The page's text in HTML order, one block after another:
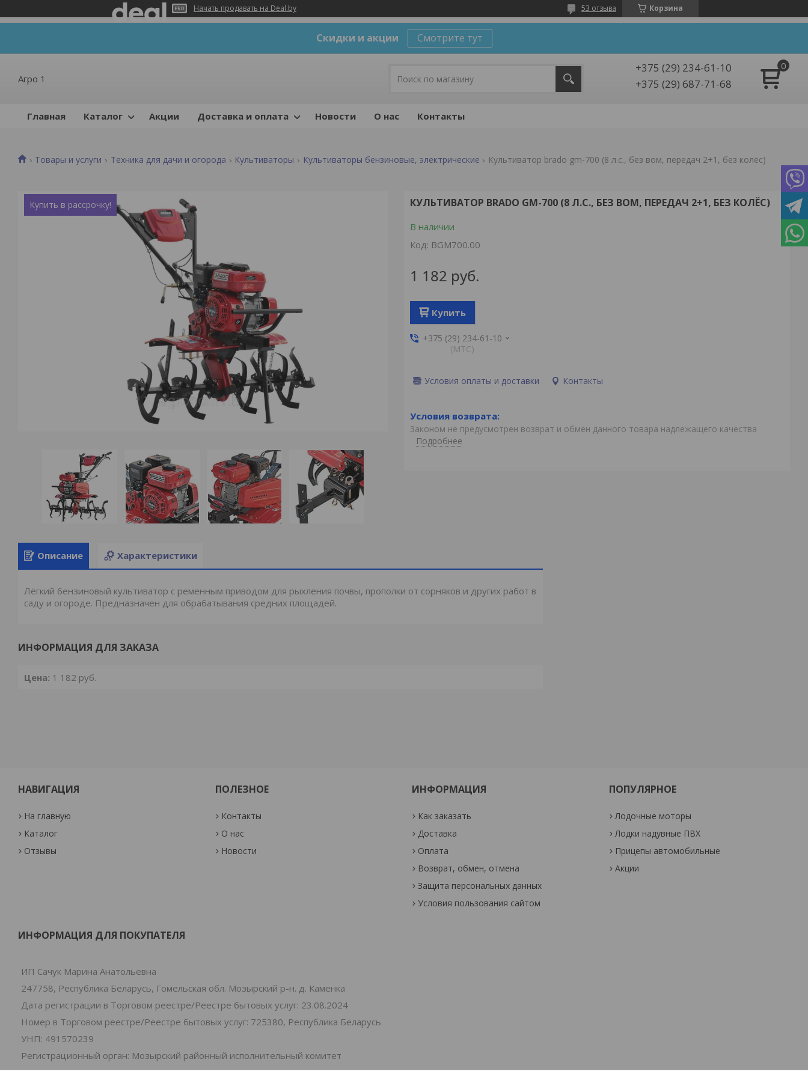
Начать продавать на Deal.by Корзина
53 отзыва
Скидки и акции Смотрите тут
Агро 1
+375 (29) 234-61-10
+375 (29) 687-71-68
Главная Каталог Акции Доставка и оплата Новости О нас Контакты
Товары и услуги Техника для дачи и огорода Культиваторы Культиваторы бензиновые, электрические Культиватор brado gm-700 (8 л.с., без вом, передач 2+1, без колёс)
Купить в рассрочку! КУЛЬТИВАТОР BRADO GM-700 (8 Л.С., БЕЗ ВОМ, ПЕРЕДАЧ 2+1, БЕЗ КОЛЁС)
В наличии
Код: BGM700.00
1 182 руб.
Купить
+375 (29) 234-61-10
(MTС)
Условия оплаты и доставки Контакты
Законом не предусмотрен возврат и обмен данного товара надлежащего качества
Подробнее
Описание Характеристики
Лёгкий бензиновый культиватор с ременным приводом для рыхления почвы, прополки от сорняков и других работ в
саду и огороде. Предназначен для обрабатывания средних площадей.
ИНФОРМАЦИЯ ДЛЯ ЗАКАЗА
Цена: 1 182 руб.
НАВИГАЦИЯ
На главную
Каталог
Отзывы
ПОЛЕЗНОЕ
Контакты
О нас
Новости
ИНФОРМАЦИЯ
Как заказать
Доставка
Оплата
Возврат, обмен, отмена
Защита персональных данных
Условия пользования сайтом
ПОПУЛЯРНОЕ
Лодочные моторы
Лодки надувные ПВХ
Прицепы автомобильные
Акции
ИНФОРМАЦИЯ ДЛЯ ПОКУПАТЕЛЯ
ИП Сачук Марина Анатольевна
247758, Республика Беларусь, Гомельская обл. Мозырский р-н. д. Каменка
Дата регистрации в Торговом реестре/Реестре бытовых услуг: 23.08.2024
Номер в Торговом реестре/Реестре бытовых услуг: 725380, Республика Беларусь
УНП: 491570239
Регистрационный орган: Мозырский районный исполнительный комитет
Дата регистрации компании: 01.07.2024